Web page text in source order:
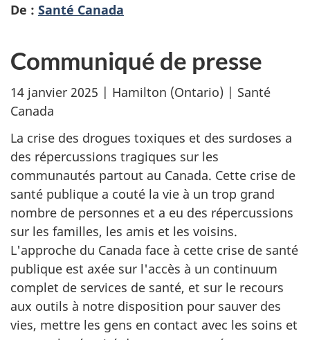
De : Santé Canada
Communiqué de presse
14 janvier 2025 | Hamilton (Ontario) | Santé
Canada
La crise des drogues toxiques et des surdoses a
des répercussions tragiques sur les
communautés partout au Canada. Cette crise de
santé publique a couté la vie à un trop grand
nombre de personnes et a eu des répercussions
sur les familles, les amis et les voisins.
L'approche du Canada face à cette crise de santé
publique est axée sur l'accès à un continuum
complet de services de santé, et sur le recours
aux outils à notre disposition pour sauver des
vies, mettre les gens en contact avec les soins et